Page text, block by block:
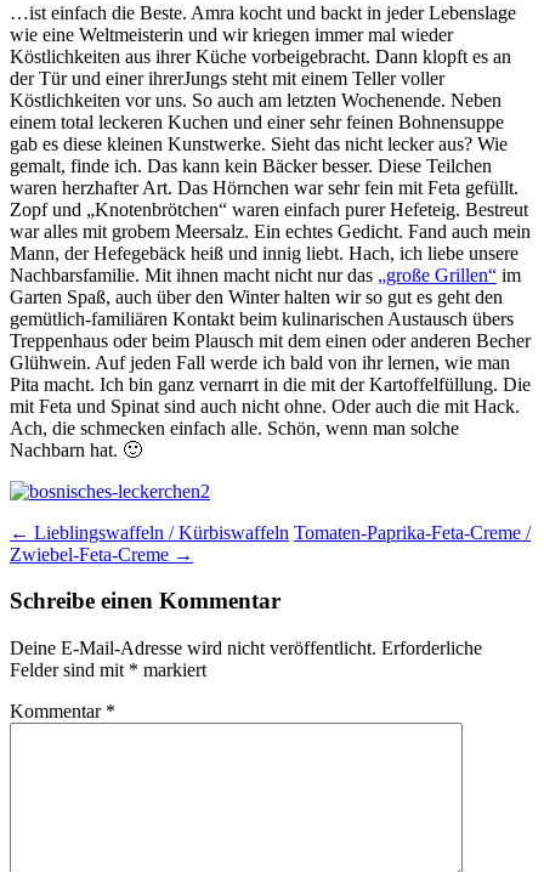
…ist einfach die Beste. Amra kocht und backt in jeder Lebenslage
wie eine Weltmeisterin und wir kriegen immer mal wieder
Köstlichkeiten aus ihrer Küche vorbeigebracht. Dann klopft es an
der Tür und einer ihrerJungs steht mit einem Teller voller
Köstlichkeiten vor uns. So auch am letzten Wochenende. Neben
einem total leckeren Kuchen und einer sehr feinen Bohnensuppe
gab es diese kleinen Kunstwerke. Sieht das nicht lecker aus? Wie
gemalt, finde ich. Das kann kein Bäcker besser. Diese Teilchen
waren herzhafter Art. Das Hörnchen war sehr fein mit Feta gefüllt.
Zopf und „Knotenbrötchen“ waren einfach purer Hefeteig. Bestreut
war alles mit grobem Meersalz. Ein echtes Gedicht. Fand auch mein
Mann, der Hefegebäck heiß und innig liebt. Hach, ich liebe unsere
Nachbarsfamilie. Mit ihnen macht nicht nur das „große Grillen“ im
Garten Spaß, auch über den Winter halten wir so gut es geht den
gemütlich-familiären Kontakt beim kulinarischen Austausch übers
Treppenhaus oder beim Plausch mit dem einen oder anderen Becher
Glühwein. Auf jeden Fall werde ich bald von ihr lernen, wie man
Pita macht. Ich bin ganz vernarrt in die mit der Kartoffelfüllung. Die
mit Feta und Spinat sind auch nicht ohne. Oder auch die mit Hack.
Ach, die schmecken einfach alle. Schön, wenn man solche
Nachbarn hat. 🙂
Beitragsnavigation
← Lieblingswaffeln / Kürbiswaffeln Tomaten-Paprika-Feta-Creme /
Zwiebel-Feta-Creme →
Schreibe einen Kommentar
Deine E-Mail-Adresse wird nicht veröffentlicht. Erforderliche
Felder sind mit * markiert
Kommentar *